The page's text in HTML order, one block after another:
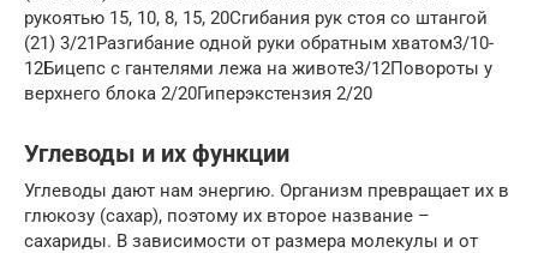
рукоятью 15, 10, 8, 15, 20Сгибания рук стоя со штангой
(21) 3/21Разгибание одной руки обратным хватом3/10-
12Бицепс с гантелями лежа на животе3/12Повороты у
верхнего блока 2/20Гиперэкстензия 2/20
Углеводы и их функции
Углеводы дают нам энергию. Организм превращает их в
глюкозу (сахар), поэтому их второе название –
сахариды. В зависимости от размера молекулы и от